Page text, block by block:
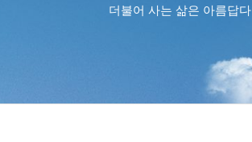
더불어 사는 삶은 아름답다